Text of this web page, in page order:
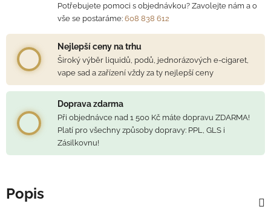
Potřebujete pomoci s objednávkou? Zavolejte nám a o
vše se postaráme: 608 838 612
Nejlepší ceny na trhu
Široký výběr liquidů, podů, jednorázových e-cigaret,
vape sad a zařízení vždy za ty nejlepší ceny
Doprava zdarma
Při objednávce nad 1 500 Kč máte dopravu ZDARMA!
Platí pro všechny způsoby dopravy: PPL, GLS i
Zásilkovnu!
Popis